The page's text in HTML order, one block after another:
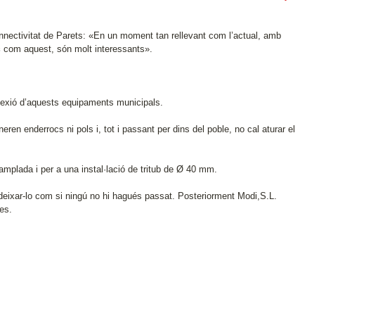
de Parets: «En un moment tan rellevant com l’actual, amb
aquest, són molt interessants».
d’aquests equipaments municipals.
enderrocs ni pols i, tot i passant per dins del poble, no cal aturar el
i per a una instal·lació de tritub de Ø 40 mm.
lo com si ningú no hi hagués passat. Posteriorment Modi,S.L.